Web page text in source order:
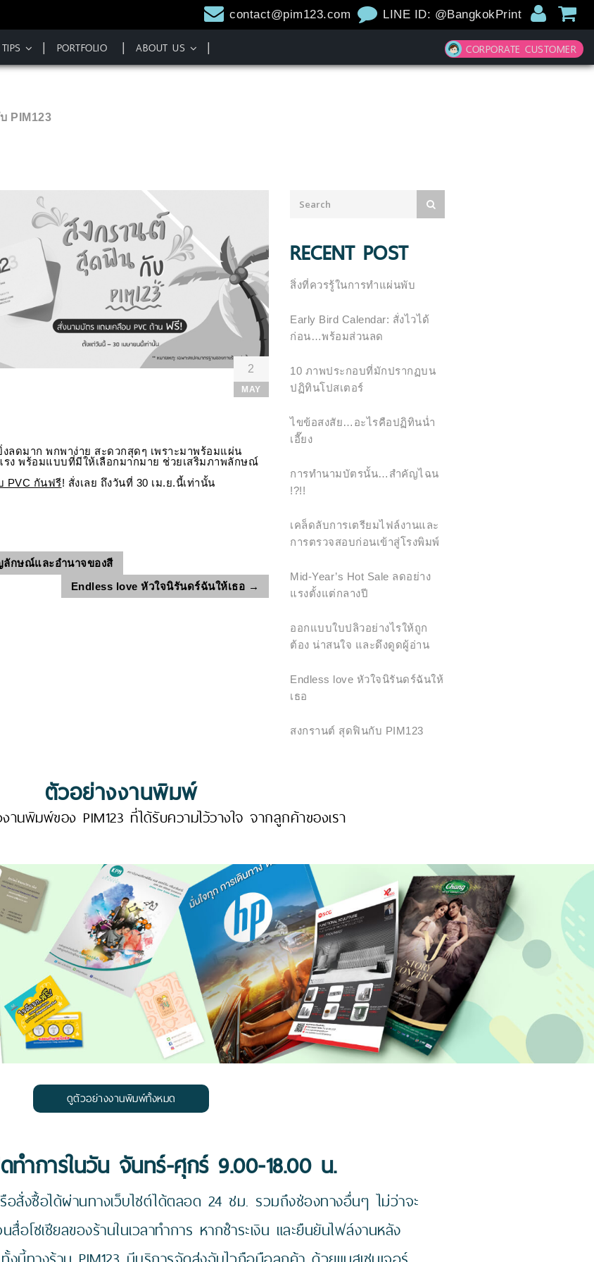
contact@pim123.com LINE ID: @BangkokPrint
TIPS PORTFOLIO ABOUT US CORPORATE CUSTOMER
PIM123
2
MAY
ลดมาก พกพาง่าย สะดวกสุดๆ เพราะมาพร้อมแผ่น
ง พร้อมแบบที่มีให้เลือกมากมาย ช่วยเสริมภาพลักษณ์
PVC กันฟรี! สั่งเลย ถึงวันที่ 30 เม.ย.นี้เท่านั้น
ลักษณ์และอำนาจของสี
Endless love หัวใจนิรันดร์ฉันให้เธอ →
RECENT POST
สิ่งที่ควรรู้ในการทำแผ่นพับ
Early Bird Calendar: สั่งไวได้
ก่อน…พร้อมส่วนลด
10 ภาพประกอบที่มักปรากฏบน
ปฏิทินโปสเตอร์
ไขข้อสงสัย…อะไรคือปฏิทินน่ำ
เอี๊ยง
การทำนามบัตรนั้น…สำคัญไฉน
!?!!
เคล็ดลับการเตรียมไฟล์งานและ
การตรวจสอบก่อนเข้าสู่โรงพิมพ์
Mid-Year’s Hot Sale ลดอย่าง
แรงตั้งแต่กลางปี
ออกแบบใบปลิวอย่างไรให้ถูก
ต้อง น่าสนใจ และดึงดูดผู้อ่าน
Endless love หัวใจนิรันดร์ฉันให้
เธอ
สงกรานต์ สุดฟินกับ PIM123
ตัวอย่างงานพิมพ์
านพิมพ์ของ PIM123 ที่ได้รับความไว้วางใจ จากลูกค้าของเรา
ดูตัวอย่างงานพิมพ์ทั้งหมด
ดทำการในวัน จันทร์-ศุกร์ 9.00-18.00 น.
สั่งซื้อได้ผ่านทางเว็บไซต์ได้ตลอด 24 ชม. รวมถึงช่องทางอื่นๆ ไม่ว่าจะ
โซเชียลของร้านในเวลาทำการ หากชำระเงิน และยืนยันไฟล์งานหลัง